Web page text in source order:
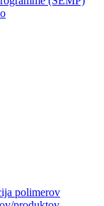
polimerov